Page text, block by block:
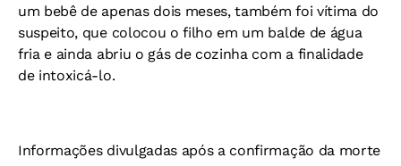
um bebê de apenas dois meses, também foi vítima do
suspeito, que colocou o filho em um balde de água
fria e ainda abriu o gás de cozinha com a finalidade
de intoxicá-lo.
Informações divulgadas após a confirmação da morte